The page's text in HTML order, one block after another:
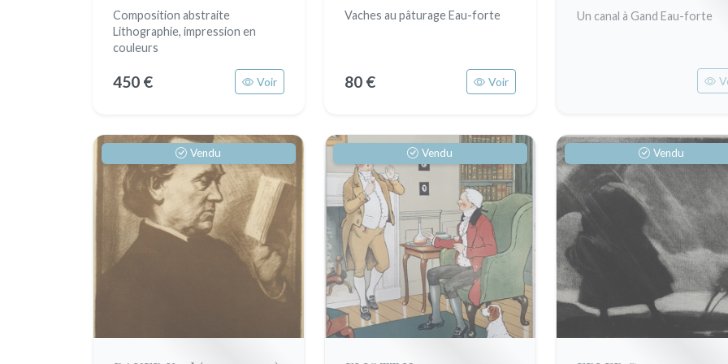
Composition abstraite
Lithographie, impression en
couleurs
450 € Voir
Vaches au pâturage Eau-forte
80 € Voir
Un canal à Gand Eau-forte
Vendu Vendu Vendu